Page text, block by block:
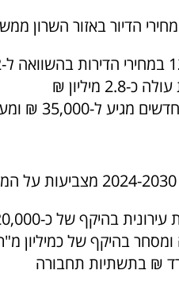
הדיור באזור השרון ממשיכים
ל-35,000 ₪ ומעלה
של כ-20,000 יחידות דיור
בהיקף של כמיליון